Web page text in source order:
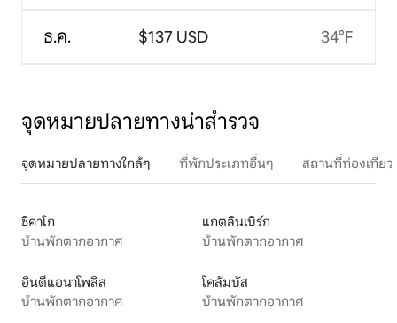
ธ.ค. $137 USD 34°F
จุดหมายปลายทางน่าสำรวจ
จุดหมายปลายทางใกล้ๆ ที่พักประเภทอื่นๆ สถานที่ท่องเที่ย
ชิคาโก
บ้านพักตากอากาศ
แกตลินเบิร์ก
บ้านพักตากอากาศ
อินดีแอนาโพลิส
บ้านพักตากอากาศ
โคลัมบัส
บ้านพักตากอากาศ